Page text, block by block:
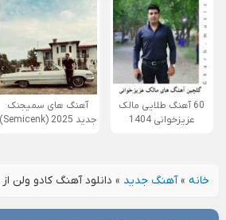
60 آهنگ طلایی مالک
عزیزخوانی 1404
آهنگ های سمیجنک
جدید 2025 (Semicenk)
خانه»آهنگ جدید » دانلود آهنگ کادو ولن از